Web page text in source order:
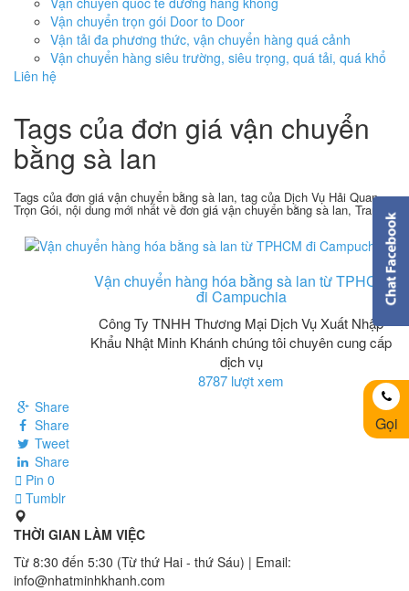
Vận chuyển trọn gói Door to Door
Vận tải đa phương thức, vận chuyển hàng quá cảnh
Vận chuyển hàng siêu trường, siêu trọng, quá tải, quá khổ
Liên hệ
Tags của đơn giá vận chuyển
bằng sà lan
Tags của đơn giá vận chuyển bằng sà lan, tag của Dịch Vụ Hải Quan
Trọn Gói, nội dung mới nhất về đơn giá vận chuyển bằng sà lan, Trang 1
Vận chuyển hàng hóa bằng sà lan từ TPHCM
đi Campuchia
Công Ty TNHH Thương Mại Dịch Vụ Xuất Nhập
Khẩu Nhật Minh Khánh chúng tôi chuyên cung cấp
dịch vụ
8787 lượt xem
Share
Share
Tweet
Share
Pin 0
Tumblr
THỜI GIAN LÀM VIỆC
Từ 8:30 đến 5:30 (Từ thứ Hai - thứ Sáu) | Email:
info@nhatminhkhanh.com
Gọi